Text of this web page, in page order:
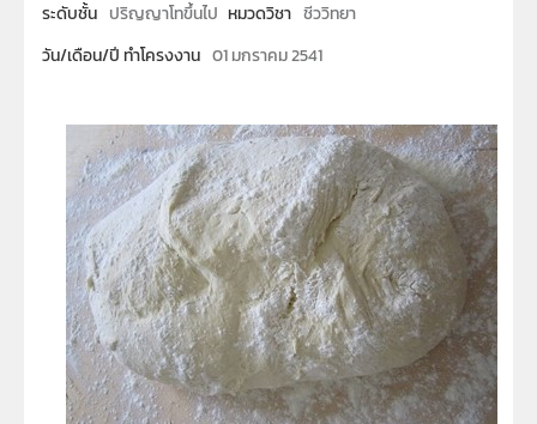
ระดับชั้น ปริญญาโทขึ้นไป หมวดวิชา ชีววิทยา
วัน/เดือน/ปี ทำโครงงาน 01 มกราคม 2541